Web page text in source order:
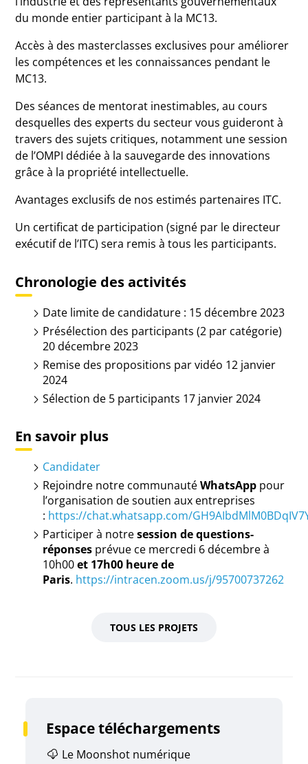
du monde entier participant à la MC13.
Accès à des masterclasses exclusives pour améliorer
les compétences et les connaissances pendant le
MC13.
Des séances de mentorat inestimables, au cours
desquelles des experts du secteur vous guideront à
travers des sujets critiques, notamment une session
de l’OMPI dédiée à la sauvegarde des innovations
grâce à la propriété intellectuelle.
Avantages exclusifs de nos estimés partenaires ITC.
Un certificat de participation (signé par le directeur
exécutif de l’ITC) sera remis à tous les participants.
Chronologie des activités
Date limite de candidature : 15 décembre 2023
Présélection des participants (2 par catégorie)
20 décembre 2023
Remise des propositions par vidéo 12 janvier
2024
Sélection de 5 participants 17 janvier 2024
En savoir plus
Candidater
Rejoindre notre communautéWhatsApp pour
l’organisation de soutien aux entreprises
: https://chat.whatsapp.com/
Participer à notresession de questions-
réponses prévue ce mercredi 6 décembre à
10h00et 17h00 heure de
Paris. https://intracen.zoom.us/j/95700737262
TOUS LES PROJETS
Espace téléchargements
Le Moonshot numérique